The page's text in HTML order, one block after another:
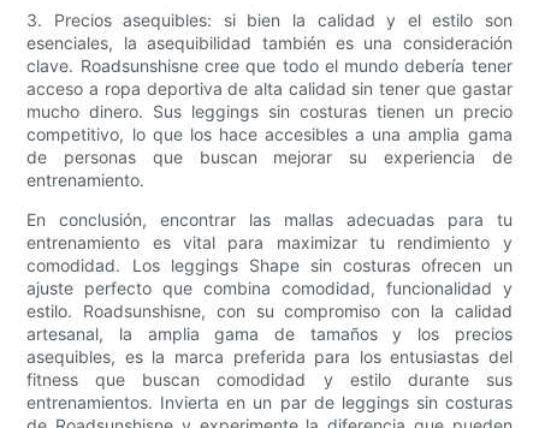
3. Precios asequibles: si bien la calidad y el estilo son
esenciales, la asequibilidad también es una consideración
clave. Roadsunshisne cree que todo el mundo debería tener
acceso a ropa deportiva de alta calidad sin tener que gastar
mucho dinero. Sus leggings sin costuras tienen un precio
competitivo, lo que los hace accesibles a una amplia gama
de personas que buscan mejorar su experiencia de
entrenamiento.
En conclusión, encontrar las mallas adecuadas para tu
entrenamiento es vital para maximizar tu rendimiento y
comodidad. Los leggings Shape sin costuras ofrecen un
ajuste perfecto que combina comodidad, funcionalidad y
estilo. Roadsunshisne, con su compromiso con la calidad
artesanal, la amplia gama de tamaños y los precios
asequibles, es la marca preferida para los entusiastas del
fitness que buscan comodidad y estilo durante sus
entrenamientos. Invierta en un par de leggings sin costuras